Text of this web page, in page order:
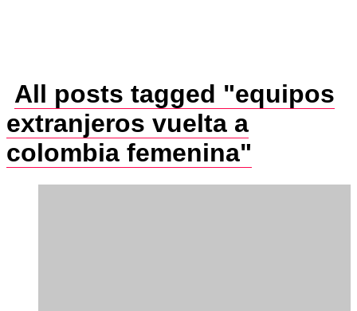
All posts tagged "equipos
extranjeros vuelta a
colombia femenina"